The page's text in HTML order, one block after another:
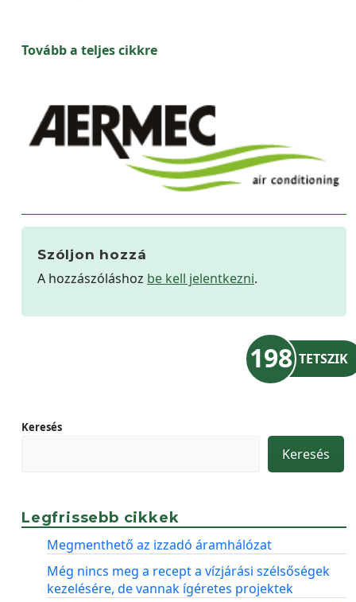
Tovább a teljes cikkre
Szóljon hozzá
A hozzászóláshoz be kell jelentkezni.
198 TETSZIK
Keresés
Keresés
Legfrissebb cikkek
Megmenthető az izzadó áramhálózat
Még nincs meg a recept a vízjárási szélsőségek
kezelésére, de vannak ígéretes projektek